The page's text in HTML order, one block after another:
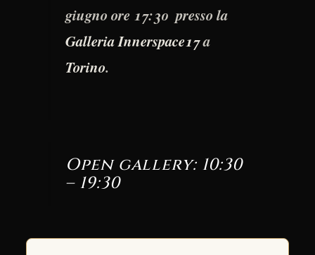
giugno ore 17:30 presso la
Galleria Innerspace17a
Torino.
Open gallery: 10:30
– 19:30